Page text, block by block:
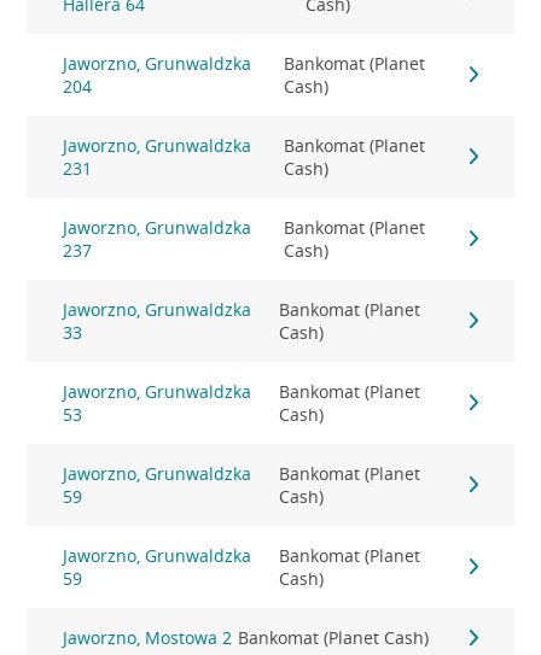
Jaworzno, Grunwaldzka
204
Bankomat (Planet
Cash)
Jaworzno, Grunwaldzka
231
Bankomat (Planet
Cash)
Jaworzno, Grunwaldzka
237
Bankomat (Planet
Cash)
Jaworzno, Grunwaldzka
33
Bankomat (Planet
Cash)
Jaworzno, Grunwaldzka
53
Bankomat (Planet
Cash)
Jaworzno, Grunwaldzka
59
Bankomat (Planet
Cash)
Jaworzno, Grunwaldzka
59
Bankomat (Planet
Cash)
Jaworzno, Mostowa 2 Bankomat (Planet Cash)